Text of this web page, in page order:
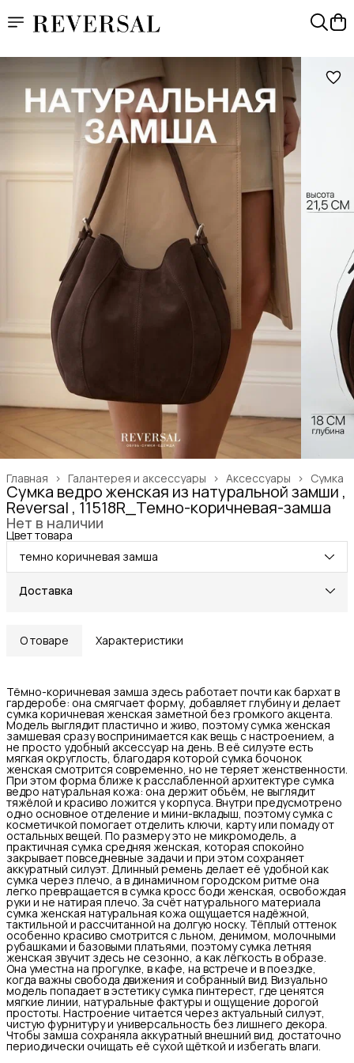
Сумка
Аксессуары ›
Галантерея и аксессуары ›
Главная ›
Сумка ведро женская из натуральной замши ,
Reversal , 11518R_Темно-коричневая-замша
Нет в наличии
Цвет товара
темно коричневая замша
Доставка
О товаре Характеристики
Тёмно-коричневая замша здесь работает почти как бархат в
гардеробе: она смягчает форму, добавляет глубину и делает
сумка коричневая женская заметной без громкого акцента.
Модель выглядит пластично и живо, поэтому сумка женская
замшевая сразу воспринимается как вещь с настроением, а
не просто удобный аксессуар на день. В её силуэте есть
мягкая округлость, благодаря которой сумка бочонок
женская смотрится современно, но не теряет женственности.
При этом форма ближе к расслабленной архитектуре сумка
ведро натуральная кожа: она держит объём, не выглядит
тяжёлой и красиво ложится у корпуса. Внутри предусмотрено
одно основное отделение и мини-вкладыш, поэтому сумка с
косметичкой помогает отделить ключи, карту или помаду от
остальных вещей. По размеру это не микромодель, а
практичная сумка средняя женская, которая спокойно
закрывает повседневные задачи и при этом сохраняет
аккуратный силуэт. Длинный ремень делает её удобной как
сумка через плечо, а в динамичном городском ритме она
легко превращается в сумка кросс боди женская, освобождая
руки и не натирая плечо. За счёт натурального материала
сумка женская натуральная кожа ощущается надёжной,
тактильной и рассчитанной на долгую носку. Тёплый оттенок
особенно красиво смотрится с льном, денимом, молочными
рубашками и базовыми платьями, поэтому сумка летняя
женская звучит здесь не сезонно, а как лёгкость в образе.
Она уместна на прогулке, в кафе, на встрече и в поездке,
когда важны свобода движения и собранный вид. Визуально
модель попадает в эстетику сумка пинтерест, где ценятся
мягкие линии, натуральные фактуры и ощущение дорогой
простоты. Настроение читается через актуальный силуэт,
чистую фурнитуру и универсальность без лишнего декора.
Чтобы замша сохраняла аккуратный внешний вид, достаточно
периодически очищать её сухой щёткой и избегать влаги.